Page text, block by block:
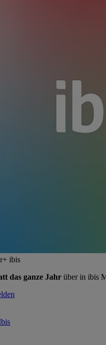
ibis
das ganze Jahr über in ibis